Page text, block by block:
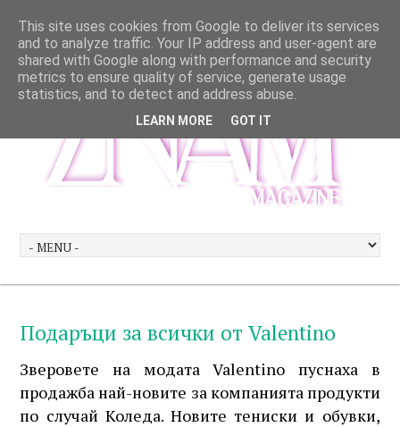
Подаръци за всички от Valentino
Зверовете на модата Valentino пуснаха в
продажба най-новите за компанията продукти
по случай Коледа. Новите тениски и обувки,
This site uses cookies from Google to deliver its services
and to analyze traffic. Your IP address and user-agent are
shared with Google along with performance and security
metrics to ensure quality of service, generate usage
statistics, and to detect and address abuse.
LEARN MORE GOT IT